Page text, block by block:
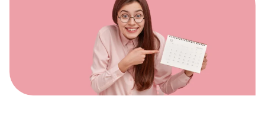
Todos os Cursos
Explore o nosso acervo